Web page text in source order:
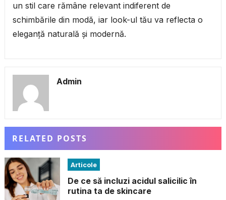
un stil care rămâne relevant indiferent de
schimbările din modă, iar look-ul tău va reflecta o
eleganță naturală și modernă.
Admin
RELATED POSTS
Articole
De ce să incluzi acidul salicilic în
rutina ta de skincare